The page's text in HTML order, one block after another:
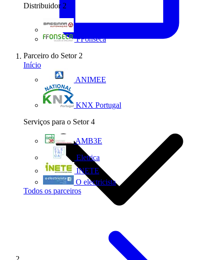
Distribuidor 2
FFonseca
Parceiro do Setor 2
ANIMEE
KNX Portugal
Serviços para o Setor 4
AMB3E
Eletrica
INETE
O electricista
Todos os parceiros
Início